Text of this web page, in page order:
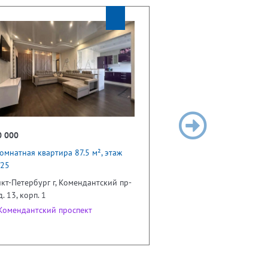
000
квартира 87.5 м², этаж
Петербург г, Комендантский пр-
13, корп. 1
проспект